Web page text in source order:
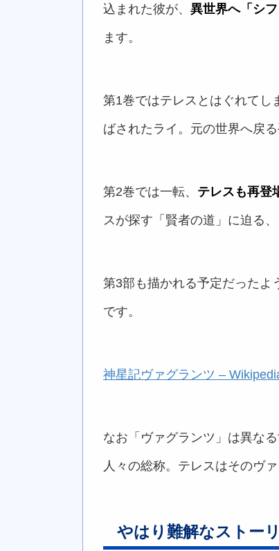
込まれた彼が、 異世界へ「シフ
ます。
第1巻ではテレスとはぐれてし
ばされたライ。元の世界へ戻
第2巻では一転、 テレスも再登
スが探す「賢者の道」に迫る
第3部も描かれる予定だったよ
です。
神星記ヴァグランツ –
なお「ヴァグランツ」は異な
人々の総称。テレスはそのヴ
やはり難解なストー